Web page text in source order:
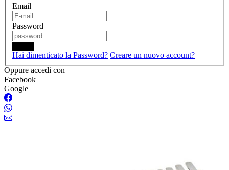
Email
Password
Hai dimenticato la Password? Creare un nuovo account?
Oppure accedi con
Facebook
Google